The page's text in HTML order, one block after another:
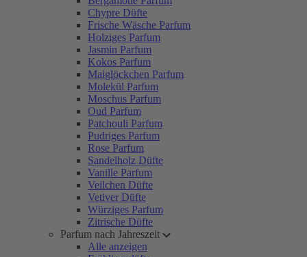
Chypre Düfte
Frische Wäsche Parfum
Holziges Parfum
Jasmin Parfum
Kokos Parfum
Maiglöckchen Parfum
Molekül Parfum
Moschus Parfum
Oud Parfum
Patchouli Parfum
Pudriges Parfum
Rose Parfum
Sandelholz Düfte
Vanille Parfum
Veilchen Düfte
Vetiver Düfte
Würziges Parfum
Zitrische Düfte
Parfum nach Jahreszeit
Alle anzeigen